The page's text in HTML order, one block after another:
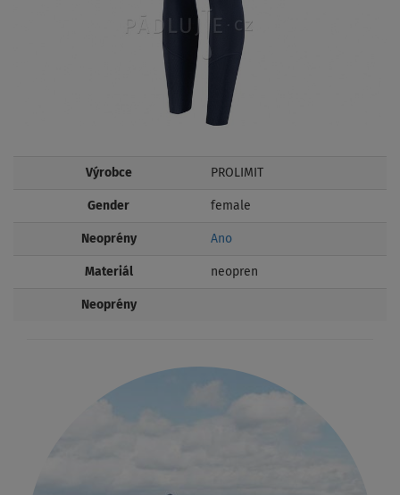
Výrobce PROLIMIT
Gender female
Neoprény Ano
Materiál neopren
Neoprény